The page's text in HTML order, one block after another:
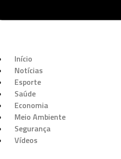
Início
Notícias
Esporte
Saúde
Economia
Meio Ambiente
Segurança
Vídeos